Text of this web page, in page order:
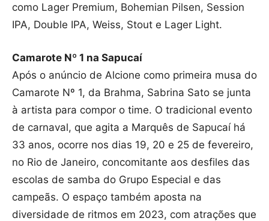
como Lager Premium, Bohemian Pilsen, Session
IPA, Double IPA, Weiss, Stout e Lager Light.
Camarote Nº 1 na Sapucaí
Após o anúncio de Alcione como primeira musa do
Camarote Nº 1, da Brahma, Sabrina Sato se junta
à artista para compor o time. O tradicional evento
de carnaval, que agita a Marquês de Sapucaí há
33 anos, ocorre nos dias 19, 20 e 25 de fevereiro,
no Rio de Janeiro, concomitante aos desfiles das
escolas de samba do Grupo Especial e das
campeãs. O espaço também aposta na
diversidade de ritmos em 2023, com atrações que